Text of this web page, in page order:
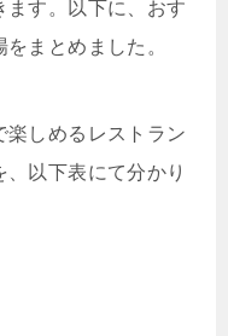
ます。以下に、おす
まとめました。
しめるレストラン
以下表にて分かり